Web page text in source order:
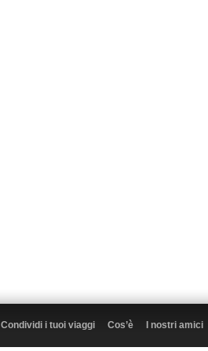
Condividi i tuoi viaggi Cos’è I nostri amici